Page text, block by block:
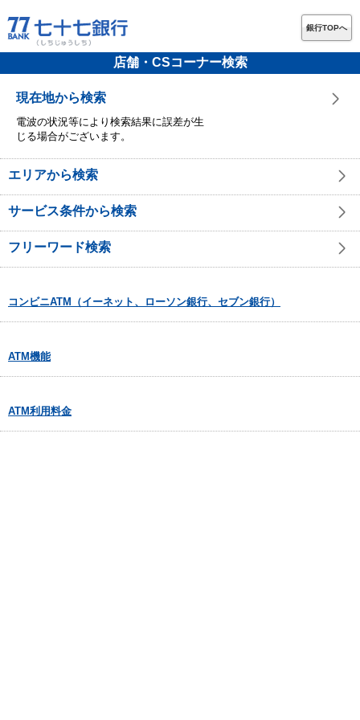
銀行TOPへ
店舗・CSコーナー検索
現在地から検索
電波の状況等により検索結果に誤差が生
じる場合がございます。
エリアから検索
サービス条件から検索
フリーワード検索
コンビニATM（イーネット、ローソン銀行、セブン銀行）
ATM機能
ATM利用料金